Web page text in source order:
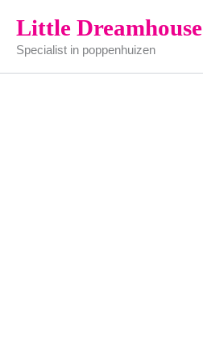
naar
inhoud
Little Dreamhouse
Specialist in poppenhuizen
aantal